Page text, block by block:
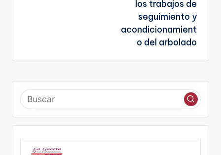
los trabajos de
seguimiento y
acondicionamient
o del arbolado